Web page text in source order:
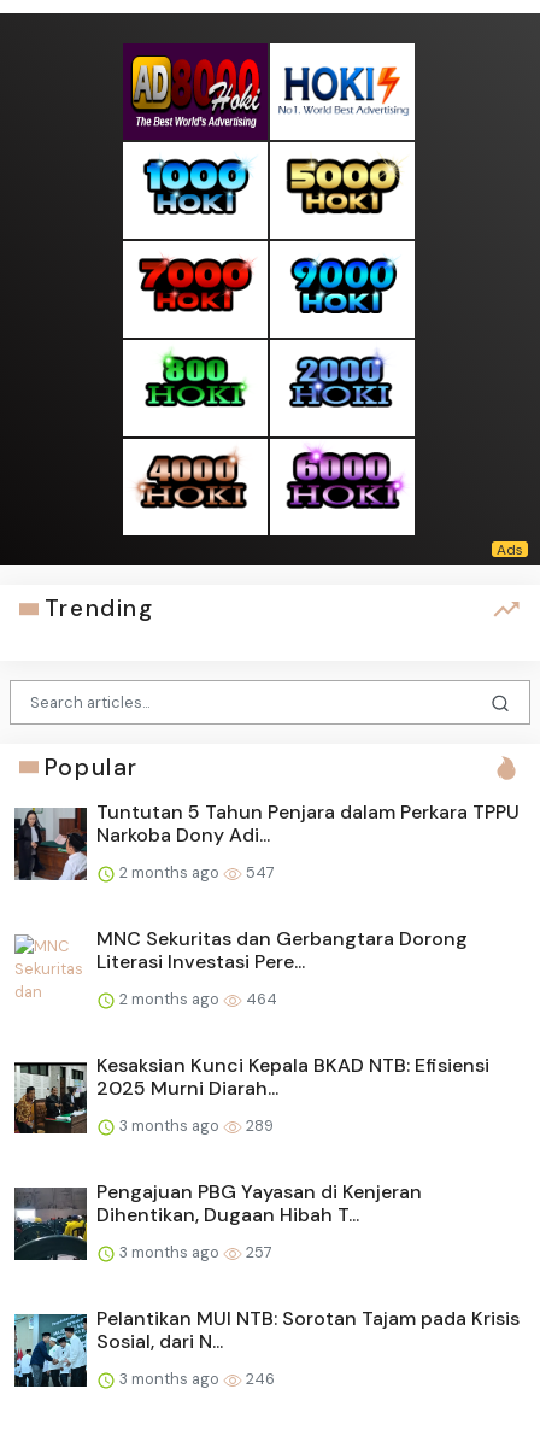
Trending
Popular
Tuntutan 5 Tahun Penjara dalam Perkara TPPU
Narkoba Dony Adi...
2 months ago 547
MNC Sekuritas dan Gerbangtara Dorong
Literasi Investasi Pere...
2 months ago 464
Kesaksian Kunci Kepala BKAD NTB: Efisiensi
2025 Murni Diarah...
3 months ago 289
Pengajuan PBG Yayasan di Kenjeran
Dihentikan, Dugaan Hibah T...
3 months ago 257
Pelantikan MUI NTB: Sorotan Tajam pada Krisis
Sosial, dari N...
3 months ago 246